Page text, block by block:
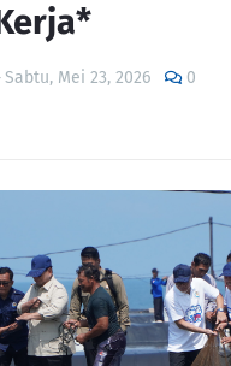
Sabtu, Mei 23, 2026 0